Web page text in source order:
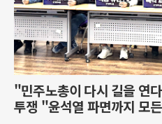
"민주노총이 다시 길을 연
투쟁 "윤석열 파면까지 모